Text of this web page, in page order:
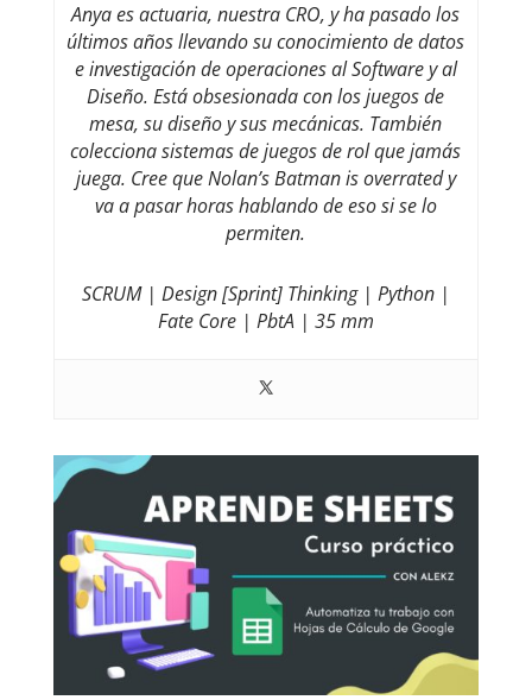
Anya es actuaria, nuestra CRO, y ha pasado los
últimos años llevando su conocimiento de datos
e investigación de operaciones al Software y al
Diseño. Está obsesionada con los juegos de
mesa, su diseño y sus mecánicas. También
colecciona sistemas de juegos de rol que jamás
juega. Cree que Nolan’s Batman is overrated y
va a pasar horas hablando de eso si se lo
permiten.
SCRUM | Design [Sprint] Thinking | Python |
Fate Core | PbtA | 35 mm